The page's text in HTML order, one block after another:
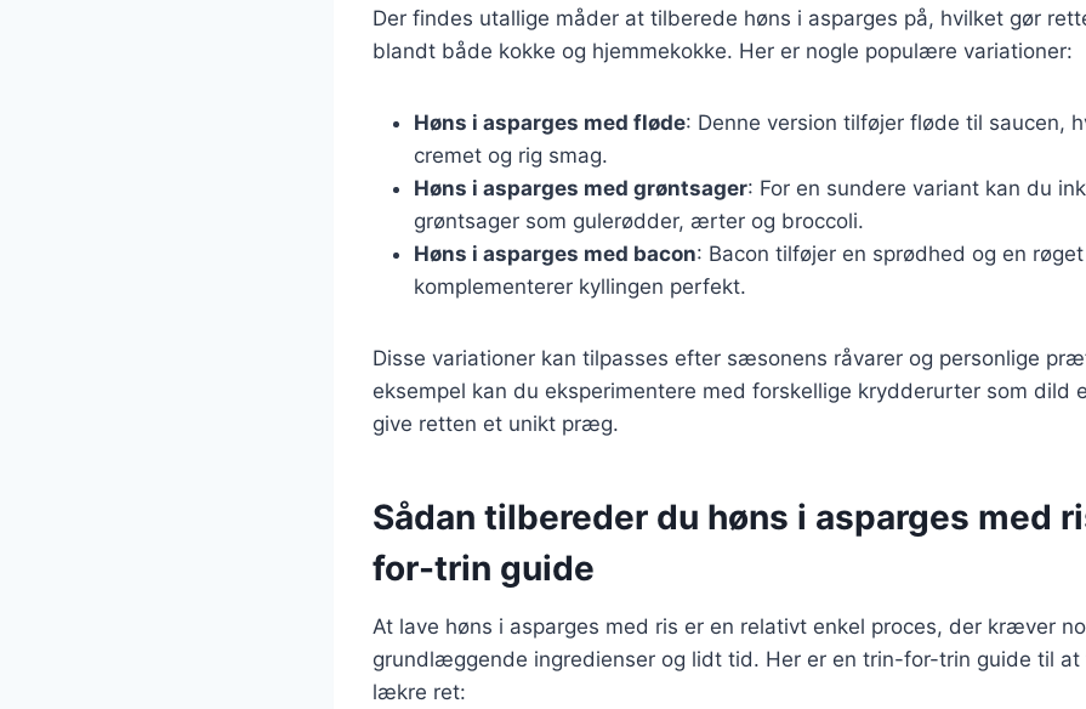
Der findes utallige måder at tilberede høns i asparges på, hvilket gør
blandt både kokke og hjemmekokke. Her er nogle populære variationer:
Høns i asparges med fløde: Denne version tilføjer fløde til saucen,
cremet og rig smag.
Høns i asparges med grøntsager: For en sundere variant kan du
grøntsager som gulerødder, ærter og broccoli.
Høns i asparges med bacon: Bacon tilføjer en sprødhed og en
komplementerer kyllingen perfekt.
Disse variationer kan tilpasses efter sæsonens råvarer og personlige
eksempel kan du eksperimentere med forskellige krydderurter som dild
give retten et unikt præg.
Sådan tilbereder du høns i asparges med
for-trin guide
At lave høns i asparges med ris er en relativt enkel proces, der kræver
grundlæggende ingredienser og lidt tid. Her er en trin-for-trin guide til at
lækre ret: